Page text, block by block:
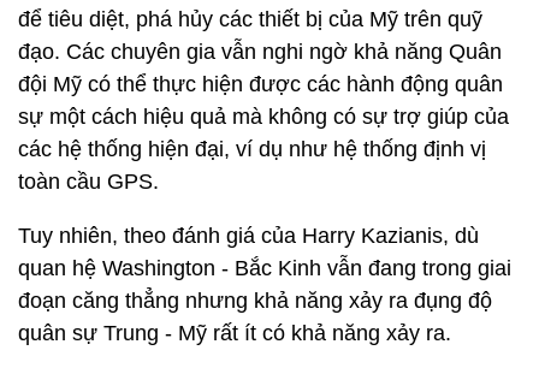
để tiêu diệt, phá hủy các thiết bị của Mỹ trên quỹ
đạo. Các chuyên gia vẫn nghi ngờ khả năng Quân
đội Mỹ có thể thực hiện được các hành động quân
sự một cách hiệu quả mà không có sự trợ giúp của
các hệ thống hiện đại, ví dụ như hệ thống định vị
toàn cầu GPS.
Tuy nhiên, theo đánh giá của Harry Kazianis, dù
quan hệ Washington - Bắc Kinh vẫn đang trong giai
đoạn căng thẳng nhưng khả năng xảy ra đụng độ
quân sự Trung - Mỹ rất ít có khả năng xảy ra.